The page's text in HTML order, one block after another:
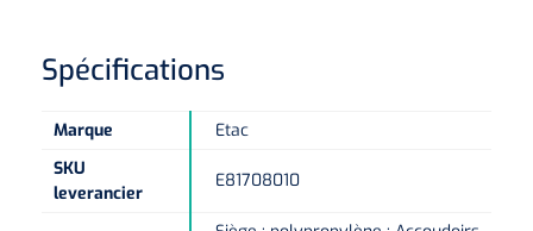
Couvercles pour gobelets
Aides techniques pour salle de bains
Rehausseurs de toilettes
Ophtalmoscopes
Lampes stylos
Porte-spatules
Verticalisation
Tabourets
Physiotechnique et hydromassage
Serviettes
Papier de tables d'examen
Tabourets
Bistouris complets
Manches bistrouri
Pansements non-adhérents
Pansements absorbants
Tampons
Spécifications
Marque
Etac
SKU
leverancier
E81708010